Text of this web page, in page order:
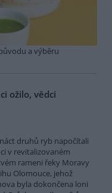
a výběru
ožilo, vědci
druhů ryb napočítali
v revitalizovaném
rameni řeky Moravy
Olomouce, jehož
byla dokončena loni